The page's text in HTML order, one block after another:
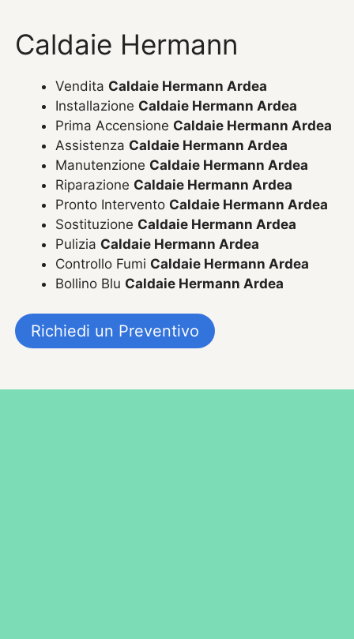
Caldaie Hermann
Vendita Caldaie Hermann Ardea
Installazione Caldaie Hermann Ardea
Prima Accensione Caldaie Hermann Ardea
Assistenza Caldaie Hermann Ardea
Manutenzione Caldaie Hermann Ardea
Riparazione Caldaie Hermann Ardea
Pronto Intervento Caldaie Hermann Ardea
Sostituzione Caldaie Hermann Ardea
Pulizia Caldaie Hermann Ardea
Controllo Fumi Caldaie Hermann Ardea
Bollino Blu Caldaie Hermann Ardea
Richiedi un Preventivo